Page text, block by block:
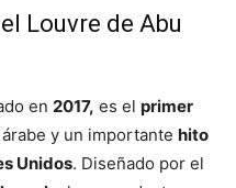
Louvre de Abu
en 2017, es el primer
y un importante hito
Unidos. Diseñado por el